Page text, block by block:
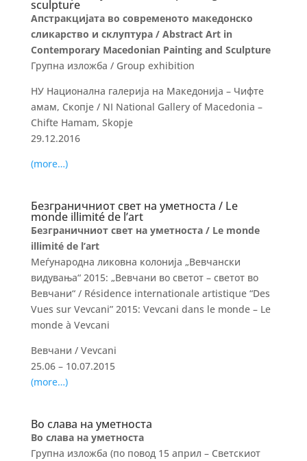
sculpture
Апстракцијата во современото македонско
сликарство и склуптура / Abstract Art in
Contemporary Macedonian Painting and Sculpture
Групна изложба / Group exhibition
НУ Национална галерија на Македонија – Чифте
амам, Скопје / NI National Gallery of Macedonia –
Chifte Hamam, Skopje
29.12.2016
(more…)
Безграничниот свет на уметноста / Le
monde illimité de l’art
Безграничниот свет на уметноста / Le monde
illimité de l’art
Меѓународна ликовна колонија „Вевчански
видувања“ 2015: „Вевчани во светот – светот во
Вевчани“ / Résidence internationale artistique “Des
Vues sur Vevcani” 2015: Vevcani dans le monde – Le
monde à Vevcani
Вевчани / Vevcani
25.06 – 10.07.2015
(more…)
Во слава на уметноста
Во слава на уметноста
Групна изложба (по повод 15 април – Светскиот